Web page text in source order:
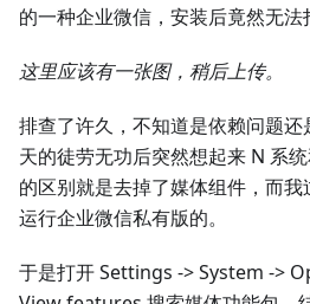
的一种企业微信，安装后竟然无法
这里应该有一张图，稍后上传。
排查了许久，不知道是依赖问题
天的徒劳无功后突然想起来 N 系
的区别就是去掉了媒体组件，而
运行企业微信私有版的。
于是打开 Settings -> System ->